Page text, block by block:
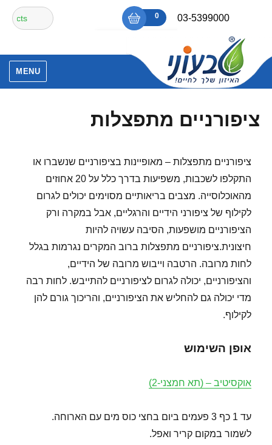
content
03-5399000
₪0
0
אין מוצרים בסל הקניות.
חיפוש
עבור:
MENU
ציפורניים מתפצלות
ציפורניים מתפצלות – מאופיינות בציפורניים שנשברו או
התקלפו לשכבות, משפיעות בדרך כלל על 20 אחוזים
מהאוכלוסייה. מצבים בריאותיים מסוימים יכולים לגרום
לקילוף של ציפורני הידיים והרגליים, אבל במקרה ורק
הציפורניים מושפעות, הסיבה עשויה להיות
חיצונית.ציפורניים מתפצלות ברוב המקרים נגרמות בגלל
לחות מרובה. הרטבה וייבוש מרובה של הידיים,
והציפורניים, יכולה לגרום לציפורניים להתייבש. לחות רבה
מדי יכולה גם להחליש את הציפורניים, והריכוך גורם להן
לקילוף.
אופן השימוש
אוקסיטיב – (תא חמצני-2)
עד 1 כף 3 פעמים ביום בחצי כוס מים עם הארוחה.
לשמור במקום קריר ואפל.